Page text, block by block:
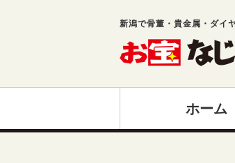
新潟で骨董・貴金属・ダイ
ホーム